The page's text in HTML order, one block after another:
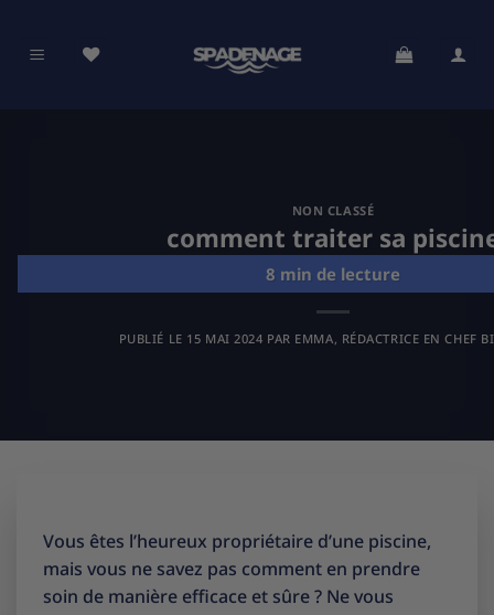
contenu
NON CLASSÉ
comment traiter sa
PUBLIÉ LE 15 MAI 2024 PAR EMMA, RÉDACTRICE EN CHEF
Vous êtes l’heureux propriétaire d’une piscine,
mais vous ne savez pas comment en prendre
soin de manière efficace et sûre ? Ne vous